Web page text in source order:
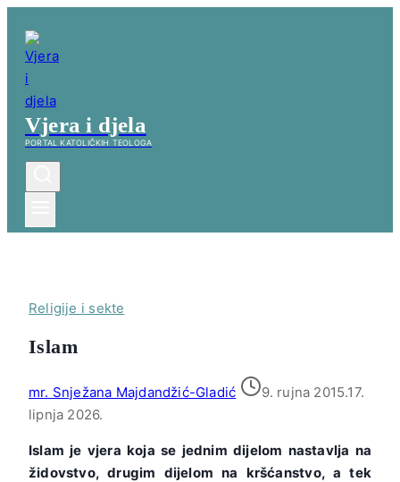
content
Vjera i djela
PORTAL KATOLIČKIH TEOLOGA
Religije i sekte
Islam
mr. Snježana Majdandžić-Gladić 9. rujna 2015.17.
lipnja 2026.
Islam je vjera koja se jednim dijelom nastavlja na
židovstvo, drugim dijelom na kršćanstvo, a tek